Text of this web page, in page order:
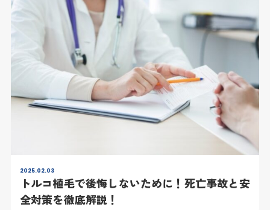
2025.02.03
トルコ植毛で後悔しないために！死亡事故と安
全対策を徹底解説！